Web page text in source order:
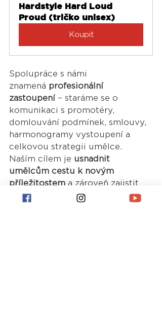
Hardstyle Hard Loud
Proud (tričko unisex)
Koupit
Spolupráce s námi
znamená profesionální
zastoupení – staráme se o
komunikaci s promotéry,
domlouvání podmínek, smlouvy,
harmonogramy vystoupení a
celkovou strategii umělce.
Naším cílem je usnadnit
umělcům cestu k novým
příležitostem a zároveň zajistit
pořadatelům kvalitní line-up pro